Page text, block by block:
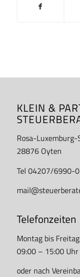
KLEIN &
Rosa-Luxemburg-
28876 Oyten
Tel 04207/6990-0
Telefonzeiten
Montag bis
09:00 – 15:00 Uhr
oder nach